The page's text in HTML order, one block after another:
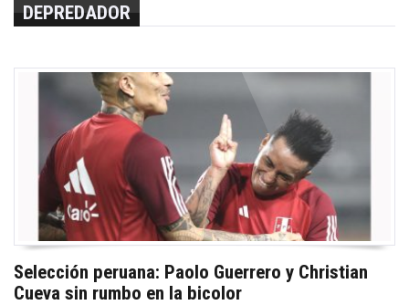
DEPREDADOR
Selección peruana: Paolo Guerrero y Christian
Cueva sin rumbo en la bicolor